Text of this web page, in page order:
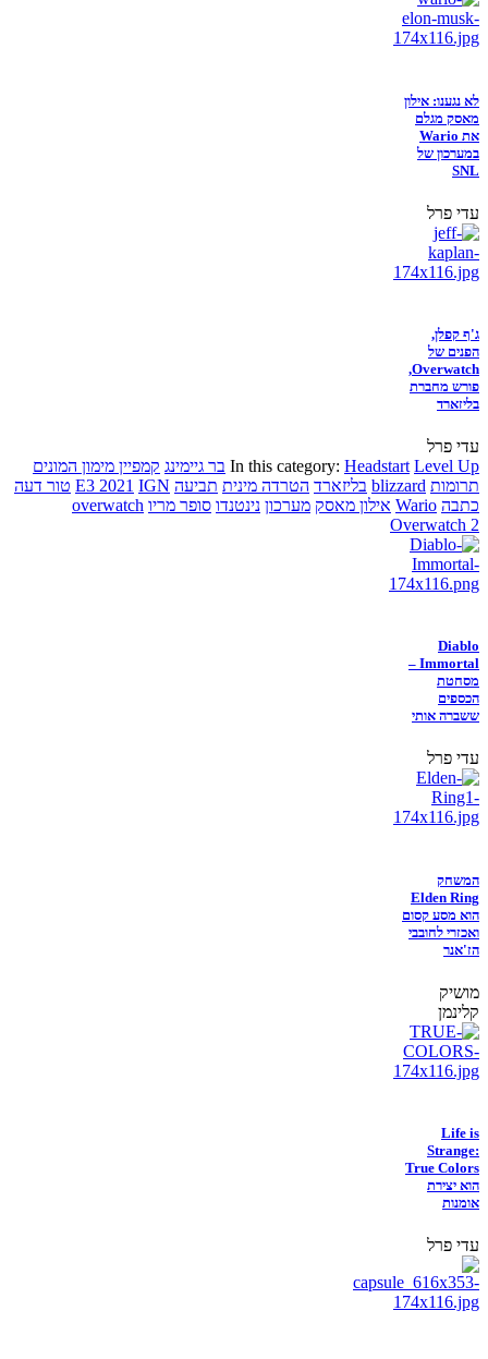
לא נגענו: אילון
מאסק מגלם
את Wario
במערכון של
SNL
עדי פרל
ג'ף קפלן,
הפנים של
Overwatch,
פורש מחברת
בליזארד
עדי פרל
In this category: Headstart Level Up בר גיימינג קמפיין מימון המונים
תרומות blizzard בליזארד הטרדה מינית תביעה E3 2021 IGN
טור דעה
כתבה Wario אילון מאסק מערכון נינטנדו סופר מריו overwatch
Overwatch 2
Diablo
Immortal –
מסחטת
הכספים
ששברה אותי
עדי פרל
המשחק
Elden Ring
הוא מסע קסום
ואכזרי לחובבי
הז'אנר
מושיק
קלינמן
Life is
Strange:
True Colors
הוא יצירת
אומנות
עדי פרל